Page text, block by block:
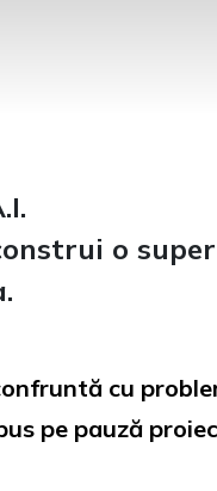
o
cu
pe pauză